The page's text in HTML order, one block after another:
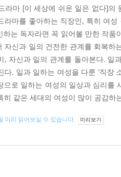
라마 [이 세상에 쉬운 일은 없다]의
라마를 좋아하는 직장인, 특히 여
하는 독자라면 꼭 읽어볼 만한 작
자신과 일의 건전한 관계를 회복
, 자신과 일의 관계를 돌아본다. 일
다. 일과 일하는 여성을 다룬 ‘직장
으로 일하는 여성의 일상과 심리를
히 같은 세대의 여성이 많이 공감하
미리 읽어보실 수 있습니다. 미리보기